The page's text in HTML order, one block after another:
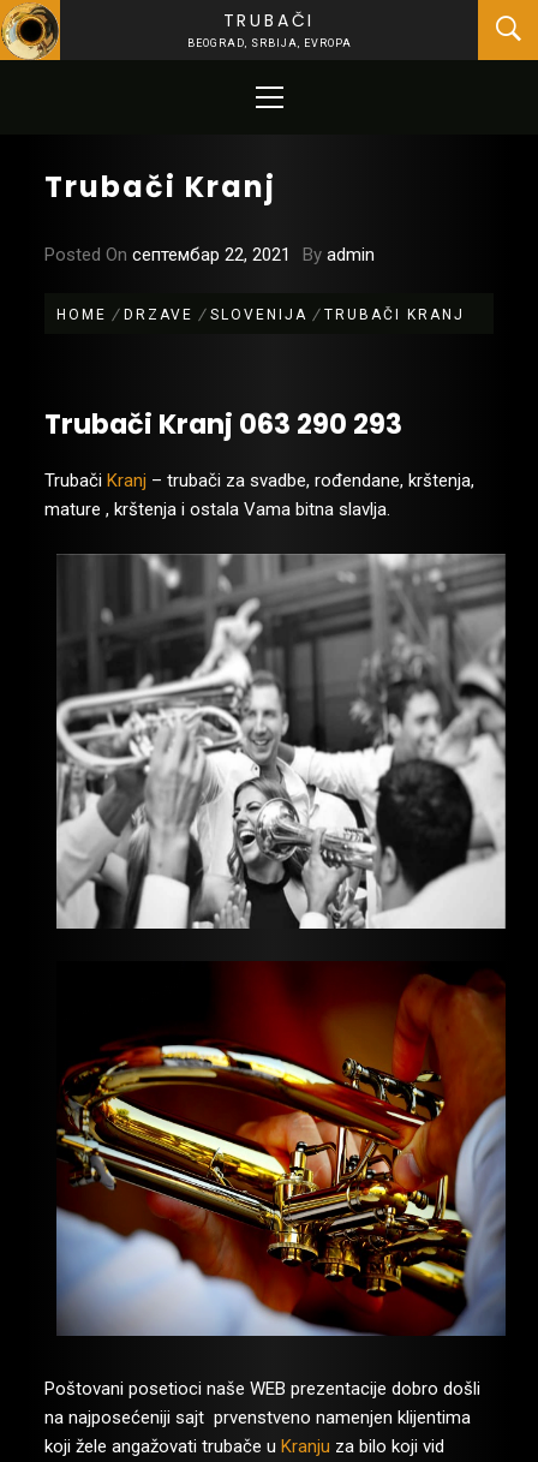
Skip
to
TRUBAČI
BEOGRAD, SRBIJA, EVROPA
Menu
Trubači Kranj
Posted Onсептембар 22, 2021 Byadmin
HOME DRZAVE SLOVENIJA TRUBAČI KRANJ
Trubači Kranj 063 290 293
TrubačiKranj – trubači za svadbe, rođendane, krštenja,
mature , krštenja i ostala Vama bitna slavlja.
Poštovani posetioci naše WEB prezentacije dobro došli
na najposećeniji sajt prvenstveno namenjen klijentima
koji žele angažovati trubače uKranju za bilo koji vid